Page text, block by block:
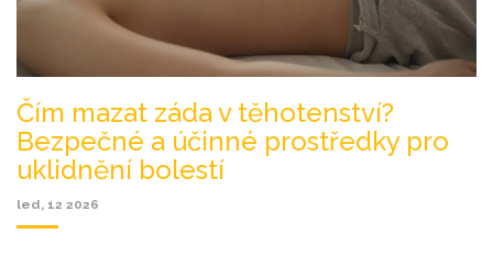
Čím mazat záda v těhotenství?
Bezpečné a účinné prostředky pro
uklidnění bolestí
led, 12 2026